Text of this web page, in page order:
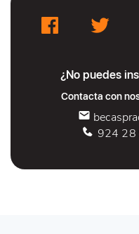
¿No puedes
Contacta con
924 28